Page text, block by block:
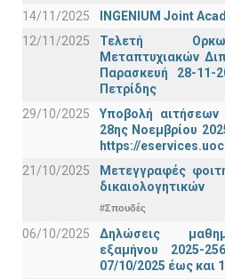
14/11/2025
INGENIUM Joint
12/11/2025
Τελετή
Μεταπτυχιακών
Παρασκευή 28-11-
Πετρίδης
29/10/2025
Υποβολή
28ης Νοεμβρίου
https://
21/10/2025
Μετεγγραφές
δικαιολογητικών
#Σπουδές
06/10/2025
Δηλώσεις
εξαμήνου 2025-
07/10/2025 έως και